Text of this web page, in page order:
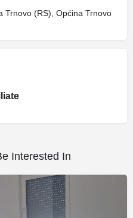
(RS), Općina Trnovo
Interested In